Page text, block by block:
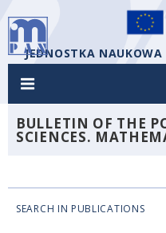
JEDNOSTKA
BULLETIN OF THE
SCIENCES.
SEARCH IN PUBLICATIONS